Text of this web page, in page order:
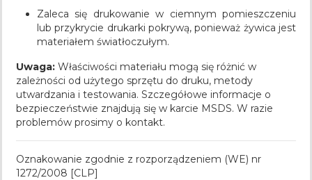
Zaleca się drukowanie w ciemnym pomieszczeniu
lub przykrycie drukarki pokrywą, ponieważ żywica jest
materiałem światłoczułym.
Uwaga: Właściwości materiału mogą się różnić w
zależności od użytego sprzętu do druku, metody
utwardzania i testowania. Szczegółowe informacje o
bezpieczeństwie znajdują się w karcie MSDS. W razie
problemów prosimy o kontakt.
Oznakowanie zgodnie z rozporządzeniem (WE) nr
1272/2008 [CLP]